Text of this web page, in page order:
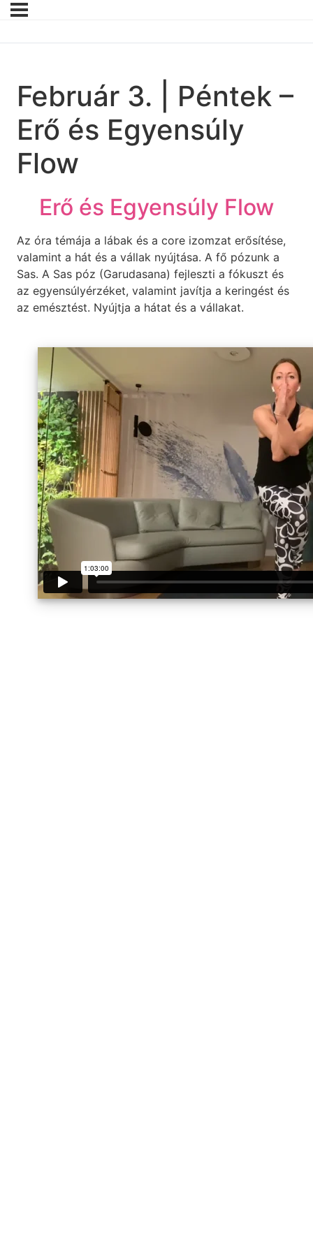
Február 3. | Péntek –
Erő és Egyensúly
Flow
Erő és Egyensúly Flow
Az óra témája a lábak és a core izomzat erősítése,
valamint a hát és a vállak nyújtása. A fő pózunk a
Sas. A Sas póz (Garudasana) fejleszti a fókuszt és
az egyensúlyérzéket, valamint javítja a keringést és
az emésztést. Nyújtja a hátat és a vállakat.